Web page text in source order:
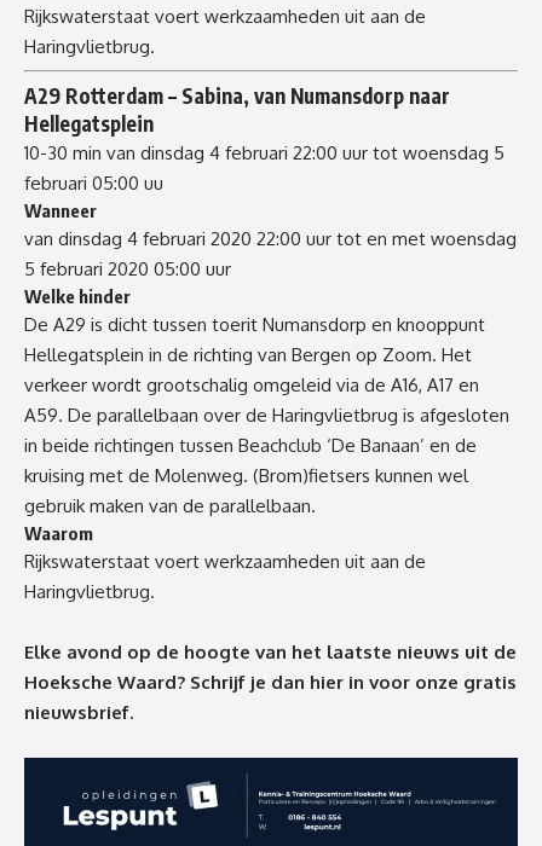
Rijkswaterstaat voert werkzaamheden uit aan de
Haringvlietbrug.
A29 Rotterdam – Sabina, van Numansdorp naar
Hellegatsplein
10-30 min van dinsdag 4 februari 22:00 uur tot woensdag 5
februari 05:00 uu
Wanneer
van dinsdag 4 februari 2020 22:00 uur tot en met woensdag
5 februari 2020 05:00 uur
Welke hinder
De A29 is dicht tussen toerit Numansdorp en knooppunt
Hellegatsplein in de richting van Bergen op Zoom. Het
verkeer wordt grootschalig omgeleid via de A16, A17 en
A59. De parallelbaan over de Haringvlietbrug is afgesloten
in beide richtingen tussen Beachclub ‘De Banaan’ en de
kruising met de Molenweg. (Brom)fietsers kunnen wel
gebruik maken van de parallelbaan.
Waarom
Rijkswaterstaat voert werkzaamheden uit aan de
Haringvlietbrug.
Elke avond op de hoogte van het laatste nieuws uit de
Hoeksche Waard? Schrijf je dan hier in voor onze gratis
nieuwsbrief.